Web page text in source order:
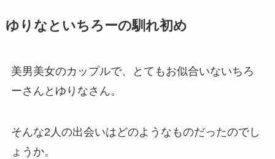
ゆりなといちろーの馴れ初め
美男美女のカップルで、とてもお似合いないちろ
ーさんとゆりなさん。
そんな2人の出会いはどのようなものだったのでし
ょうか。